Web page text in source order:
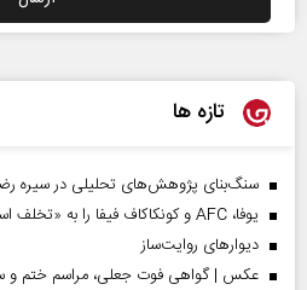
تازه ها
سنگ‌بنای پژوهش‌های تحلیلی در سیره
یوفا، AFC و کونکاکاف فیفا را به «تخلف اساسی از اعتماد» متهم کردند
دیوارهای روایت‌ساز
عکس | گواهی فوت جعلی، مراسم ختم و